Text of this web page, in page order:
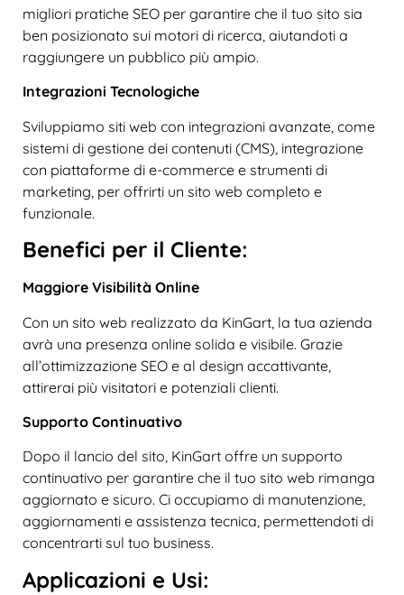
migliori pratiche SEO per garantire che il tuo sito sia
ben posizionato sui motori di ricerca, aiutandoti a
raggiungere un pubblico più ampio.
Integrazioni Tecnologiche
Sviluppiamo siti web con integrazioni avanzate, come
sistemi di gestione dei contenuti (CMS), integrazione
con piattaforme di e-commerce e strumenti di
marketing, per offrirti un sito web completo e
funzionale.
Benefici per il Cliente:
Maggiore Visibilità Online
Con un sito web realizzato da KinGart, la tua azienda
avrà una presenza online solida e visibile. Grazie
all’ottimizzazione SEO e al design accattivante,
attirerai più visitatori e potenziali clienti.
Supporto Continuativo
Dopo il lancio del sito, KinGart offre un supporto
continuativo per garantire che il tuo sito web rimanga
aggiornato e sicuro. Ci occupiamo di manutenzione,
aggiornamenti e assistenza tecnica, permettendoti di
concentrarti sul tuo business.
Applicazioni e Usi: